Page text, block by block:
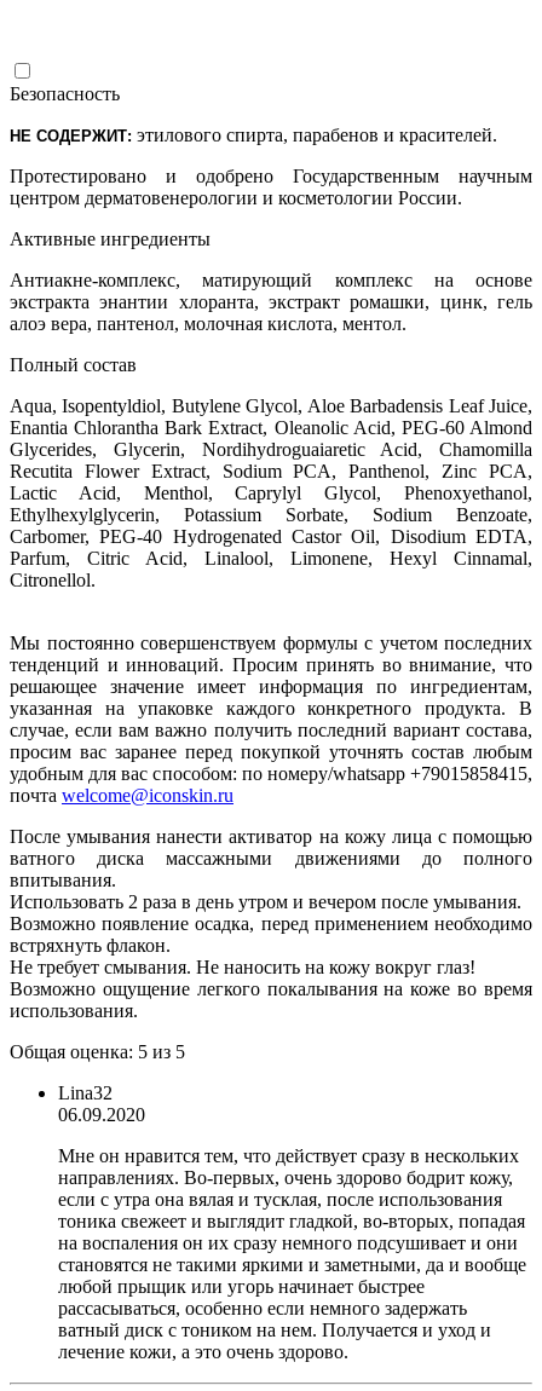
Безопасность
НЕ СОДЕРЖИТ: этилового спирта, парабенов и красителей.
Протестировано и одобрено Государственным научным
центром дерматовенерологии и косметологии России.
Активные ингредиенты
Антиакне-комплекс, матирующий комплекс на основе
экстракта энантии хлоранта, экстракт ромашки, цинк, гель
алоэ вера, пантенол, молочная кислота, ментол.
Полный состав
Aqua, Isopentyldiol, Butylene Glycol, Aloe Barbadensis Leaf Juice,
Enantia Chlorantha Bark Extract, Oleanolic Acid, PEG-60 Almond
Glycerides, Glycerin, Nordihydroguaiaretic Acid, Chamomilla
Recutita Flower Extract, Sodium PCA, Panthenol, Zinc PCA,
Lactic Acid, Menthol, Caprylyl Glycol, Phenoxyethanol,
Ethylhexylglycerin, Potassium Sorbate, Sodium Benzoate,
Carbomer, PEG-40 Hydrogenated Castor Oil, Disodium EDTA,
Parfum, Citric Acid, Linalool, Limonene, Hexyl Сinnamal,
Citronellol.
Мы постоянно совершенствуем формулы с учетом последних
тенденций и инноваций. Просим принять во внимание, что
решающее значение имеет информация по ингредиентам,
указанная на упаковке каждого конкретного продукта. В
случае, если вам важно получить последний вариант состава,
просим вас заранее перед покупкой уточнять состав любым
удобным для вас способом: по номеру/whatsapp +79015858415,
почта welcome@iconskin.ru
После умывания нанести активатор на кожу лица с помощью
ватного диска массажными движениями до полного
впитывания.
Использовать 2 раза в день утром и вечером после умывания.
Возможно появление осадка, перед применением необходимо
встряхнуть флакон.
Не требует смывания. Не наносить на кожу вокруг глаз!
Возможно ощущение легкого покалывания на коже во время
использования.
Общая оценка: 5 из 5
Lina32
06.09.2020
Мне он нравится тем, что действует сразу в нескольких
направлениях. Во-первых, очень здорово бодрит кожу,
если с утра она вялая и тусклая, после использования
тоника свежеет и выглядит гладкой, во-вторых, попадая
на воспаления он их сразу немного подсушивает и они
становятся не такими яркими и заметными, да и вообще
любой прыщик или угорь начинает быстрее
рассасываться, особенно если немного задержать
ватный диск с тоником на нем. Получается и уход и
лечение кожи, а это очень здорово.